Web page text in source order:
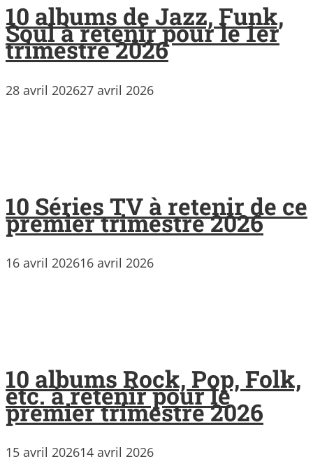
10 albums de Jazz, Funk,
Soul à retenir pour le 1er
trimestre 2026
28 avril 202627 avril 2026
10 Séries TV à retenir de ce
premier trimestre 2026
16 avril 202616 avril 2026
10 albums Rock, Pop, Folk,
etc. à retenir pour le
premier trimestre 2026
15 avril 202614 avril 2026